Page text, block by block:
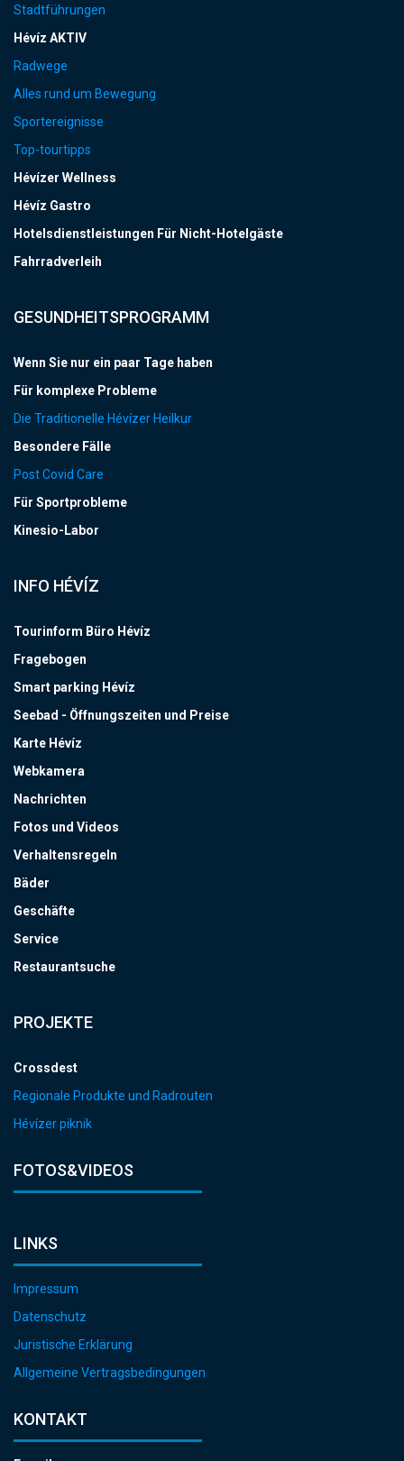
Stadtführungen
Hévíz AKTIV
Radwege
Alles rund um Bewegung
Sportereignisse
Top-tourtipps
Hévízer Wellness
Hévíz Gastro
Hotelsdienstleistungen Für Nicht-Hotelgäste
Fahrradverleih
GESUNDHEITSPROGRAMM
Wenn Sie nur ein paar Tage haben
Für komplexe Probleme
Die Traditionelle Hévízer Heilkur
Besondere Fälle
Post Covid Care
Für Sportprobleme
Kinesio-Labor
INFO HÉVÍZ
Tourinform Büro Hévíz
Fragebogen
Smart parking Hévíz
Seebad - Öffnungszeiten und Preise
Karte Hévíz
Webkamera
Nachrichten
Fotos und Videos
Verhaltensregeln
Bäder
Geschäfte
Service
Restaurantsuche
PROJEKTE
Crossdest
Regionale Produkte und Radrouten
Hévízer piknik
FOTOS&VIDEOS
LINKS
Impressum
Datenschutz
Juristische Erklärung
Allgemeine Vertragsbedingungen
KONTAKT